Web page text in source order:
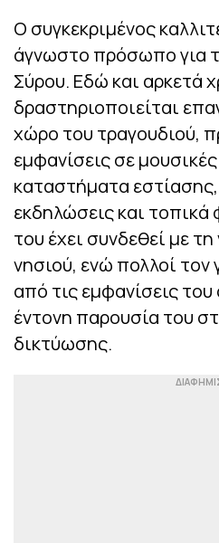
Ο συγκεκριμένος
άγνωστο πρόσωπο για
Σύρου. Εδώ και αρκετά
δραστηριοποιείται
χώρο του τραγουδιού,
εμφανίσεις σε
καταστήματα εστίασης,
εκδηλώσεις και
του έχει συνδεθεί με
νησιού, ενώ πολλοί
από τις εμφανίσεις
έντονη παρουσία του
δικτύωσης.